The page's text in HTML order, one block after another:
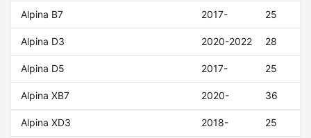
Alpina B7 2017- 25
Alpina D3 2020-2022 28
Alpina D5 2017- 25
Alpina XB7 2020- 36
Alpina XD3 2018- 25